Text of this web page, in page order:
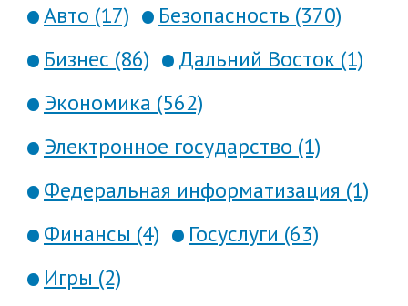
Авто (17)
Безопасность (370)
Бизнес (86)
Дальний Восток (1)
Экономика (562)
Электронное государство (1)
Федеральная информатизация (1)
Финансы (4)
Госуслуги (63)
Игры (2)